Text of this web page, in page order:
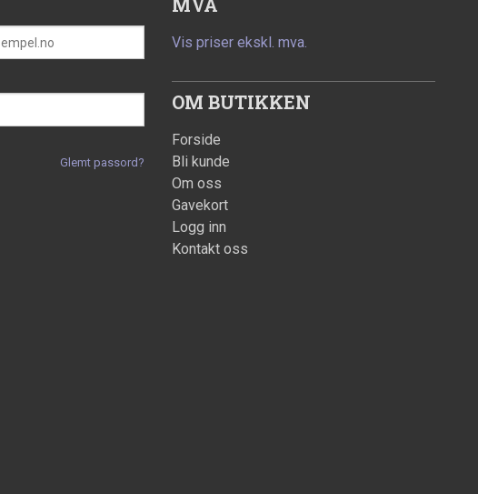
Glemt passord?
Vis priser ekskl. mva.
OM BUTIKKEN
Forside
Bli kunde
Om oss
Gavekort
Logg inn
Kontakt oss